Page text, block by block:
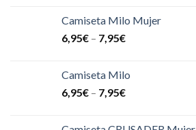
Camiseta Milo Mujer
6,95€ – 7,95€
Camiseta Milo
6,95€ – 7,95€